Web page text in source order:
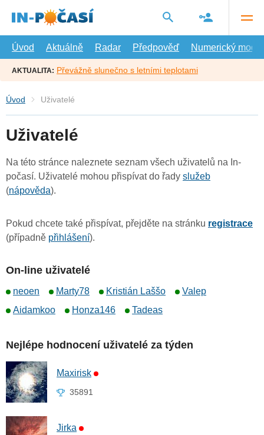
hlavní
Úvod
Aktuálně Radar Předpověď Numerický model
AKTUALITA: Převážně slunečno s letními teplotami
Úvod Uživatelé
Uživatelé
Na této stránce naleznete seznam všech uživatelů na In-
počasí. Uživatelé mohou přispívat do řady služeb
(nápověda).
Pokud chcete také přispívat, přejděte na stránku registrace
(případně přihlášení).
On-line uživatelé
neoen Marty78 Kristián Laššo
Valep
Aidamkoo
Honza146 Tadeas
Nejlépe hodnocení uživatelé za týden
Maxirisk
35891
Jirka